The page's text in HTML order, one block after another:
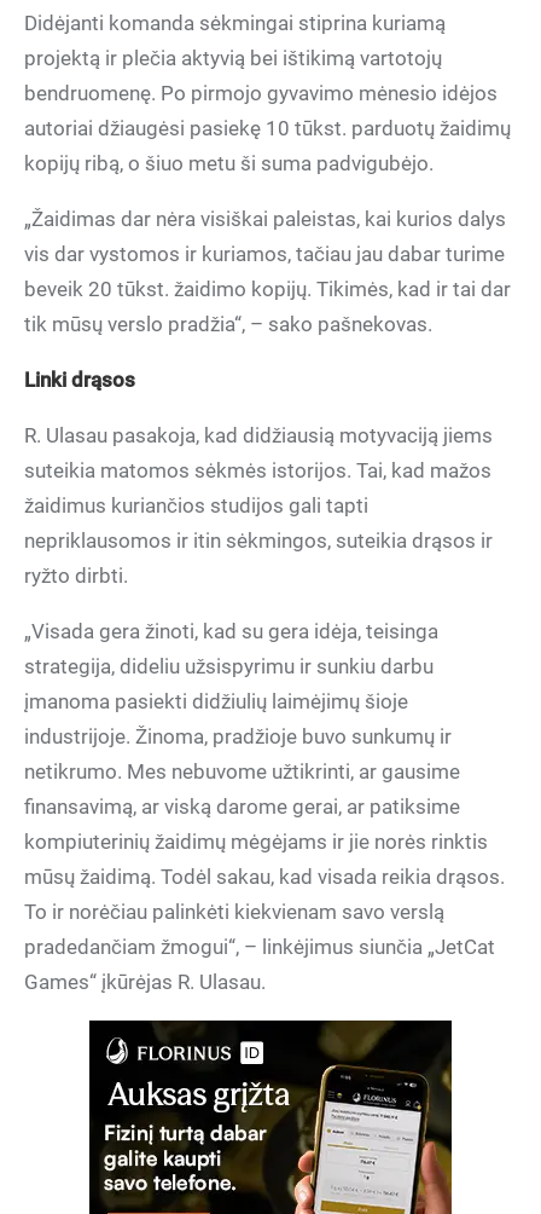
Didėjanti komanda sėkmingai stiprina kuriamą
projektą ir plečia aktyvią bei ištikimą vartotojų
bendruomenę. Po pirmojo gyvavimo mėnesio idėjos
autoriai džiaugėsi pasiekę 10 tūkst. parduotų žaidimų
kopijų ribą, o šiuo metu ši suma padvigubėjo.
„Žaidimas dar nėra visiškai paleistas, kai kurios dalys
vis dar vystomos ir kuriamos, tačiau jau dabar turime
beveik 20 tūkst. žaidimo kopijų. Tikimės, kad ir tai dar
tik mūsų verslo pradžia“, – sako pašnekovas.
Linki drąsos
R. Ulasau pasakoja, kad didžiausią motyvaciją jiems
suteikia matomos sėkmės istorijos. Tai, kad mažos
žaidimus kuriančios studijos gali tapti
nepriklausomos ir itin sėkmingos, suteikia drąsos ir
ryžto dirbti.
„Visada gera žinoti, kad su gera idėja, teisinga
strategija, dideliu užsispyrimu ir sunkiu darbu
įmanoma pasiekti didžiulių laimėjimų šioje
industrijoje. Žinoma, pradžioje buvo sunkumų ir
netikrumo. Mes nebuvome užtikrinti, ar gausime
finansavimą, ar viską darome gerai, ar patiksime
kompiuterinių žaidimų mėgėjams ir jie norės rinktis
mūsų žaidimą. Todėl sakau, kad visada reikia drąsos.
To ir norėčiau palinkėti kiekvienam savo verslą
pradedančiam žmogui“, – linkėjimus siunčia „JetCat
Games“ įkūrėjas R. Ulasau.